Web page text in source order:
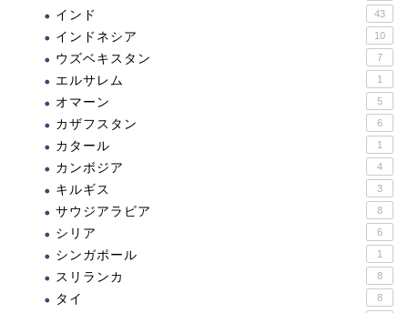
インド
43
インドネシア 10
ウズベキスタン 7
エルサレム 1
オマーン 5
カザフスタン 6
カタール 1
カンボジア 4
キルギス 3
サウジアラビア 8
シリア 6
シンガポール 1
スリランカ 8
タイ 8